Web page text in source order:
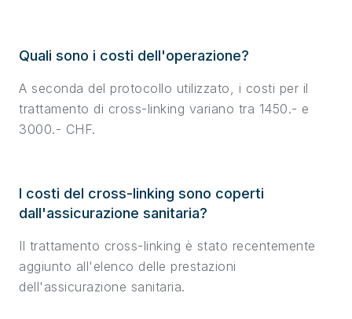
Quali sono i costi dell'operazione?
A seconda del protocollo utilizzato, i costi per il
trattamento di cross-linking variano tra 1450.- e
3000.- CHF.
I costi del cross-linking sono coperti
dall'assicurazione sanitaria?
Il trattamento cross-linking è stato recentemente
aggiunto all'elenco delle prestazioni
dell'assicurazione sanitaria.